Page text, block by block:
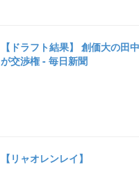
【ドラフト結果】 創価大の田
が交渉権 - 毎日新聞
【リャオレンレイ】